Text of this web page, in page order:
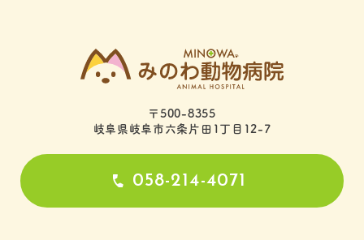
〒500-8355
岐阜県岐阜市六条片田1丁目12-7
058-214-4071